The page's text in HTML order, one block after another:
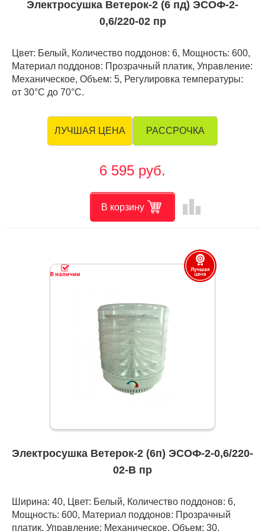
Электросушка Ветерок-2 (6 пд) ЭСОФ-2-
0,6/220-02 пр
Цвет: Белый, Количество поддонов: 6, Мощность: 600,
Материал поддонов: Прозрачный платик, Управление:
Механическое, Объем: 5, Регулировка температуры:
от 30°С до 70°С.
ЛУЧШАЯ ЦЕНА РАССРОЧКА
6 595 руб.
В корзину leaderboard
Электросушка Ветерок-2 (6п) ЭСОФ-2-0,6/220-
02-В пр
Ширина: 40, Цвет: Белый, Количество поддонов: 6,
Мощность: 600, Материал поддонов: Прозрачный
платик, Управление: Механическое, Объем: 30,